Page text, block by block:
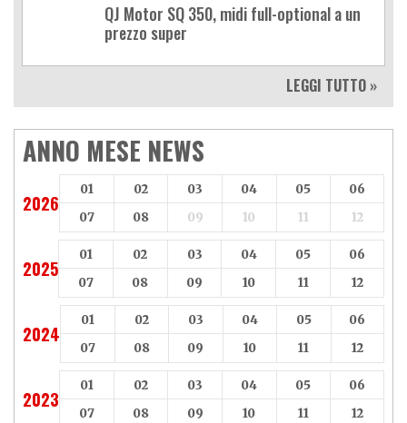
QJ Motor SQ 350, midi full-optional a un
prezzo super
LEGGI TUTTO »
ANNO MESE NEWS
2026
01 02 03 04 05
06
07
08 09 10 11 12
2025
01 02 03 04 05
06
07
08 09 10 11 12
2024
01 02 03 04 05
06
07
08 09 10 11 12
2023
01 02 03 04 05
06
07
08 09 10 11 12